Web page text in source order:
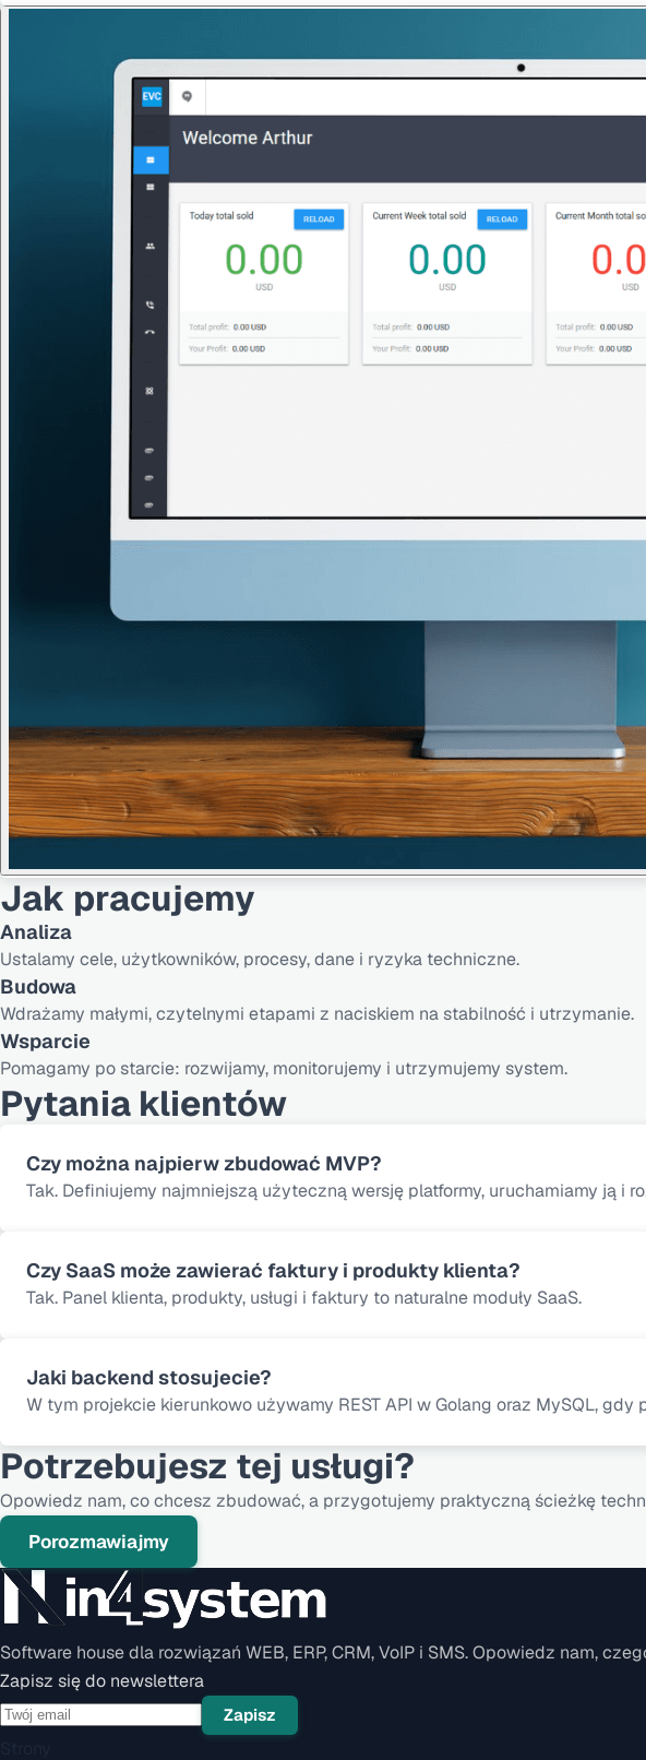
Jak pracujemy
Analiza
Ustalamy cele, użytkowników, procesy, dane i ryzyka techniczne.
Budowa
Wdrażamy małymi, czytelnymi etapami z naciskiem na stabilność i utrzymanie.
Wsparcie
Pomagamy po starcie: rozwijamy, monitorujemy i utrzymujemy system.
Pytania klientów
Czy można najpierw zbudować MVP?
Tak. Definiujemy najmniejszą użyteczną wersję platformy, uruchamiamy ją i
Czy SaaS może zawierać faktury i produkty klienta?
Tak. Panel klienta, produkty, usługi i faktury to naturalne moduły SaaS.
Jaki backend stosujecie?
W tym projekcie kierunkowo używamy REST API w Golang oraz MySQL, gdy
Potrzebujesz tej usługi?
Opowiedz nam, co chcesz zbudować, a przygotujemy praktyczną ścieżkę
Porozmawiajmy
Software house dla rozwiązań WEB, ERP, CRM, VoIP i SMS. Opowiedz nam,
Zapisz się do newslettera
Zapisz